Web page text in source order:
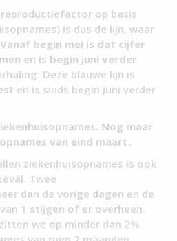
reproductiefactor op basis
is dus de lijn, waar
Vanaf begin mei is dat cijfer
en is begin juni verder
Deze blauwe lijn is
en is sinds begin juni verder
Nog maar
van eind maart.
ziekenhuisopnames is ook
Twee
dan de vorige dagen en de
1 stijgen of er overheen.
we op minder dan 2%